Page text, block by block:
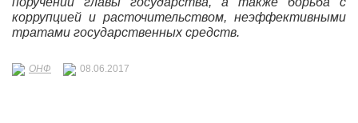
коррупцией и расточительством, неэффективными
тратами государственных средств.
ОНФ 08.06.2017